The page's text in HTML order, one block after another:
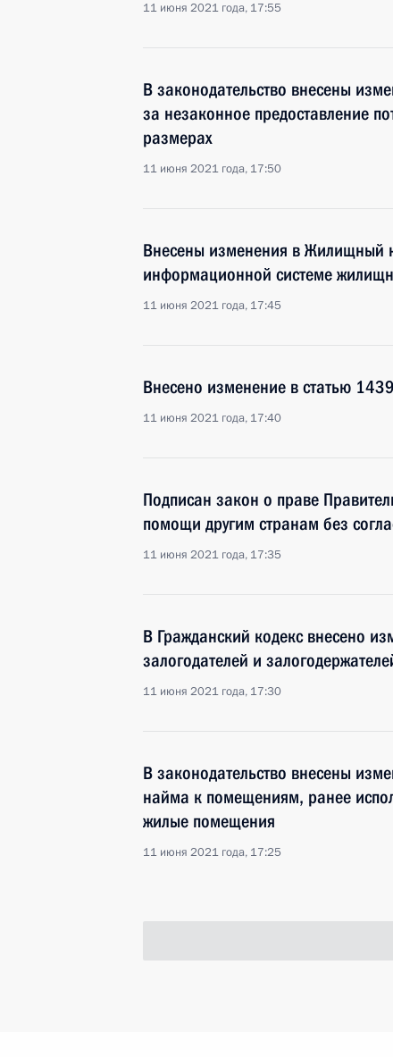
11 июня 2021 года, 17:55
В законодательство внесены
за незаконное предоставление
размерах
11 июня 2021 года, 17:50
Внесены изменения в Жилищный
информационной системе
11 июня 2021 года, 17:45
Внесено изменение в статью
11 июня 2021 года, 17:40
Подписан закон о праве
помощи другим странам без
11 июня 2021 года, 17:35
В Гражданский кодекс внесено
залогодателей и
11 июня 2021 года, 17:30
В законодательство внесены
найма к помещениям, ранее
жилые помещения
11 июня 2021 года, 17:25
В законодательство внесены